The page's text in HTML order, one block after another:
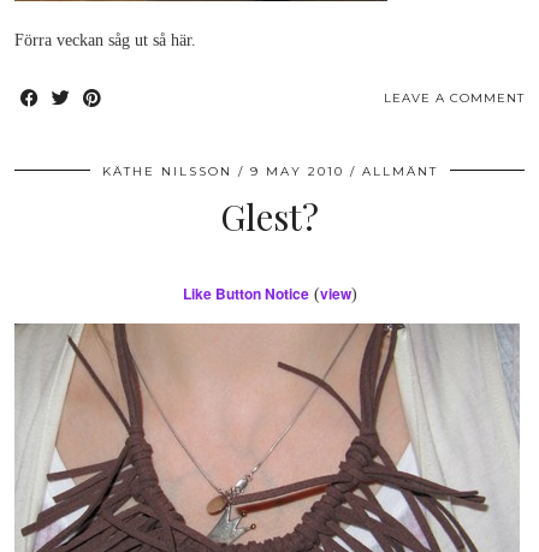
Förra veckan såg ut så här.
LEAVE A COMMENT
KÄTHE NILSSON 9 MAY 2010 ALLMÄNT
Glest?
Like Button Notice(view)